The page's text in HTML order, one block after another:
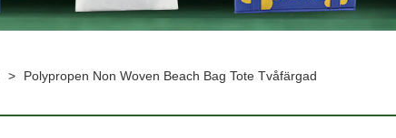
> Polypropen Non Woven Beach Bag Tote Tvåfärgad